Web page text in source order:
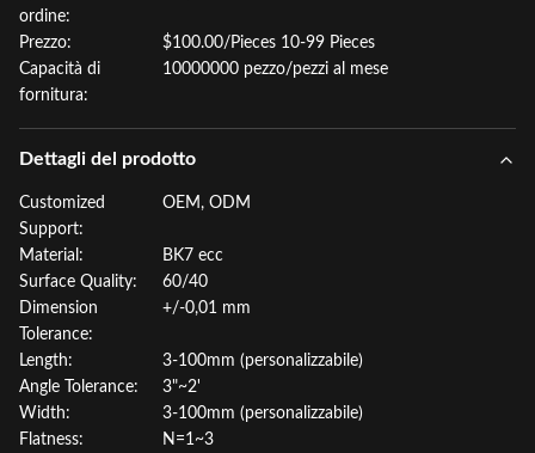
ordine:
Prezzo:
$100.00/Pieces 10-99 Pieces
Capacità di
fornitura:
10000000 pezzo/pezzi al mese
Dettagli del prodotto
Customized
Support:
OEM, ODM
Material:
BK7 ecc
Surface Quality:
60/40
Dimension
Tolerance:
+/-0,01 mm
Length:
3-100mm (personalizzabile)
Angle Tolerance:
3"~2'
Width:
3-100mm (personalizzabile)
Flatness:
N=1~3